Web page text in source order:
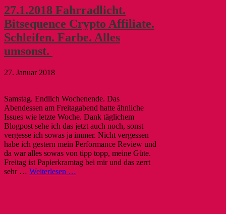
27.1.2018 Fahrradlicht.
Bitsequence Crypto Affiliate.
Schleifen. Farbe. Alles
umsonst.
27. Januar 2018
Samstag. Endlich Wochenende. Das
Abendessen am Freitagabend hatte ähnliche
Issues wie letzte Woche. Dank täglichem
Blogpost sehe ich das jetzt auch noch, sonst
vergesse ich sowas ja immer. Nicht vergessen
habe ich gestern mein Performance Review und
da war alles sowas von tipp topp, meine Güte.
Freitag ist Papierkramtag bei mir und das zerrt
sehr … Weiterlesen …